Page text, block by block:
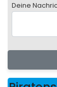
Deine